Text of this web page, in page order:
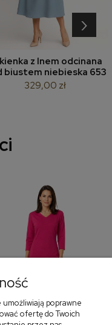
z lnem odcinana
biustem niebieska 653
329,00 zł
›
poprawne
ofertę do Twoich